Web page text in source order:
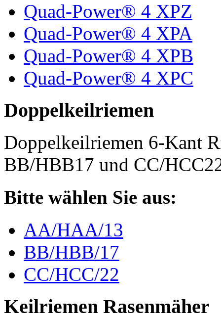
Quad-Power® 4 XPZ
Quad-Power® 4 XPA
Quad-Power® 4 XPB
Quad-Power® 4 XPC
Doppelkeilriemen
Doppelkeilriemen 6-Kant
BB/HBB17 und CC/
Bitte wählen Sie aus:
AA/HAA/13
BB/HBB/17
CC/HCC/22
Keilriemen Rasenmäher